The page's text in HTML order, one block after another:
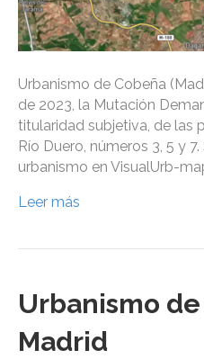
Urbanismo de Cobeña
de 2023, la Mutación
titularidad subjetiva, de las
Río Duero, números 3, 5 y
urbanismo en VisualUrb-
Leer más
Urbanismo
Madrid